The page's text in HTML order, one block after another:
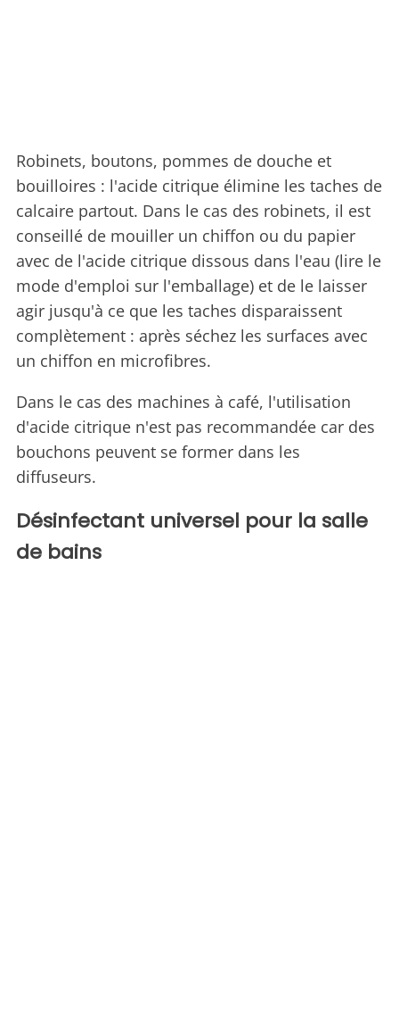
Robinets, boutons, pommes de douche et
bouilloires : l'acide citrique élimine les taches de
calcaire partout. Dans le cas des robinets, il est
conseillé de mouiller un chiffon ou du papier
avec de l'acide citrique dissous dans l'eau (lire le
mode d'emploi sur l'emballage) et de le laisser
agir jusqu'à ce que les taches disparaissent
complètement : après séchez les surfaces avec
un chiffon en microfibres.
Dans le cas des machines à café, l'utilisation
d'acide citrique n'est pas recommandée car des
bouchons peuvent se former dans les
diffuseurs.
Désinfectant universel pour la salle
de bains